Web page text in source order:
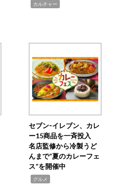
カルチャー
セブン‐イレブン、カレ
ー15商品を一斉投入
名店監修から冷製うど
んまで“夏のカレーフェ
ス”を開催中
グルメ